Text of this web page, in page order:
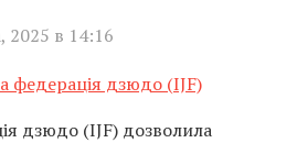
2025 в 14:16
федерація дзюдо (IJF)
дзюдо (IJF) дозволила